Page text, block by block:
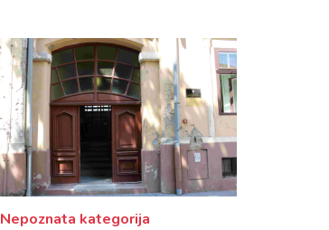
Nepoznata kategorija